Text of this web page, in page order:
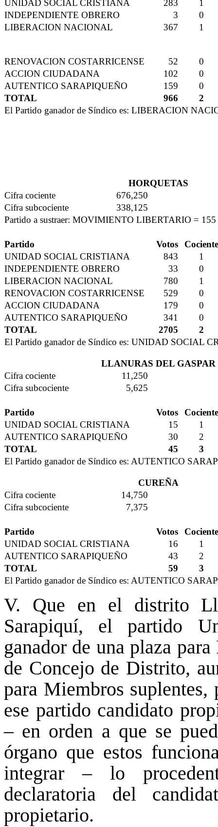
UNIDAD SOCIAL CRISTIANA 283
1
INDEPENDIENTE OBRERO
3
0
LIBERACION NACIONAL
367 1
RENOVACION COSTARRICENSE 52
0
ACCION CIUDADANA
102
0
AUTENTICO SARAPIQUEÑO
159
0
TOTAL
966
2
El Partido ganador de Síndico es: LIBERACION
HORQUETAS
Cifra cociente
676,250
Cifra subcociente
338,125
Partido a sustraer: MOVIMIENTO LIBERTARIO = 155
Partido Votos
Cociente
UNIDAD SOCIAL CRISTIANA
843
1
INDEPENDIENTE OBRERO
33
0
LIBERACION NACIONAL
780
1
RENOVACION COSTARRICENSE
529
0
ACCION CIUDADANA
179
0
AUTENTICO SARAPIQUEÑO
341
0
TOTAL
2705
2
El Partido ganador de Síndico es: UNIDAD SOCIAL
LLANURAS DEL GASPAR
Cifra cociente
11,250
Cifra subcociente
5,625
Partido Votos
Cociente
UNIDAD SOCIAL CRISTIANA
15
1
AUTENTICO SARAPIQUEÑO
30
2
TOTAL
45
3
El Partido ganador de Síndico es: AUTENTICO
CUREÑA
Cifra cociente
14,750
Cifra subcociente
7,375
Partido Votos
Cociente
UNIDAD SOCIAL CRISTIANA
16
1
AUTENTICO SARAPIQUEÑO
43
2
TOTAL
59
3
El Partido ganador de Síndico es: AUTENTICO
V. Que en el distrito
Sarapiquí, el partido
ganador de una plaza
de Concejo de Distrito,
para Miembros
ese partido candidato
– en orden a que se
órgano que estos
integrar – lo
declaratoria del
propietario.